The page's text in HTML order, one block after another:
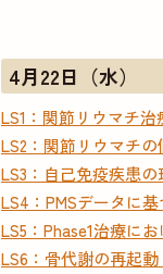
4月22日（水）
LS1：関節リウマチ
LS2：関節リウマチ
LS3：自己免疫疾患
LS4：PMSデータに
LS5：Phase1治療に
LS6：骨代謝の再起